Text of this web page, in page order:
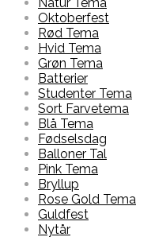
Oktoberfest
Rød Tema
Hvid Tema
Grøn Tema
Batterier
Studenter Tema
Sort Farvetema
Blå Tema
Fødselsdag
Balloner Tal
Pink Tema
Bryllup
Rose Gold Tema
Guldfest
Nytår